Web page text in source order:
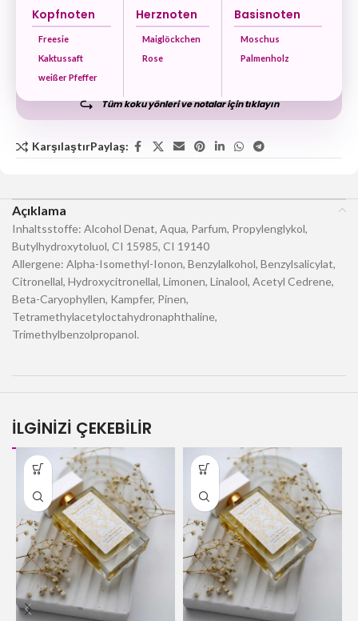
Kopfnoten
Freesie
Kaktussaft
weißer Pfeffer
Herznoten
Maiglöckchen
Rose
Basisnoten
Moschus
Palmenholz
Tüm koku yönleri ve notalar için tıklayın
KarşılaştırPaylaş:
Açıklama
Inhaltsstoffe: Alcohol Denat, Aqua, Parfum, Propylenglykol,
Butylhydroxytoluol, CI 15985, CI 19140
Allergene: Alpha-Isomethyl-Ionon, Benzylalkohol, Benzylsalicylat,
Citronellal, Hydroxycitronellal, Limonen, Linalool, Acetyl Cedrene,
Beta-Caryophyllen, Kampfer, Pinen,
Tetramethylacetyloctahydronaphthaline,
Trimethylbenzolpropanol.
İLGİNİZİ ÇEKEBİLİR